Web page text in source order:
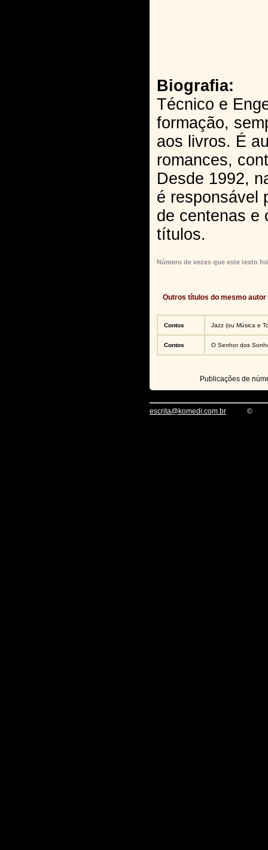
Biografia:
Técnico e
formação,
aos livros. É
romances,
Desde 1992,
é responsável
de centenas e
títulos.
Número de vezes que este texto
Outros títulos do mesmo autor
Contos Jazz (ou Música e
Contos O Senhor dos
Publicações de
escrita@komedi.com.br ©